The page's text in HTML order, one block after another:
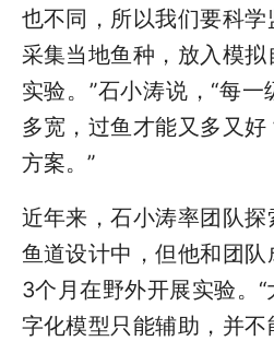
也不同，所以我们要科
采集当地鱼种，放入模
实验。”石小涛说，“每一
多宽，过鱼才能又多又
方案。”
近年来，石小涛率团队
鱼道设计中，但他和团
3个月在野外开展实验。
字化模型只能辅助，并